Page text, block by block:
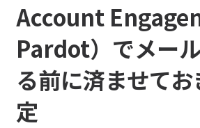
Account
Pardot）でメー
る前に済ませて
定